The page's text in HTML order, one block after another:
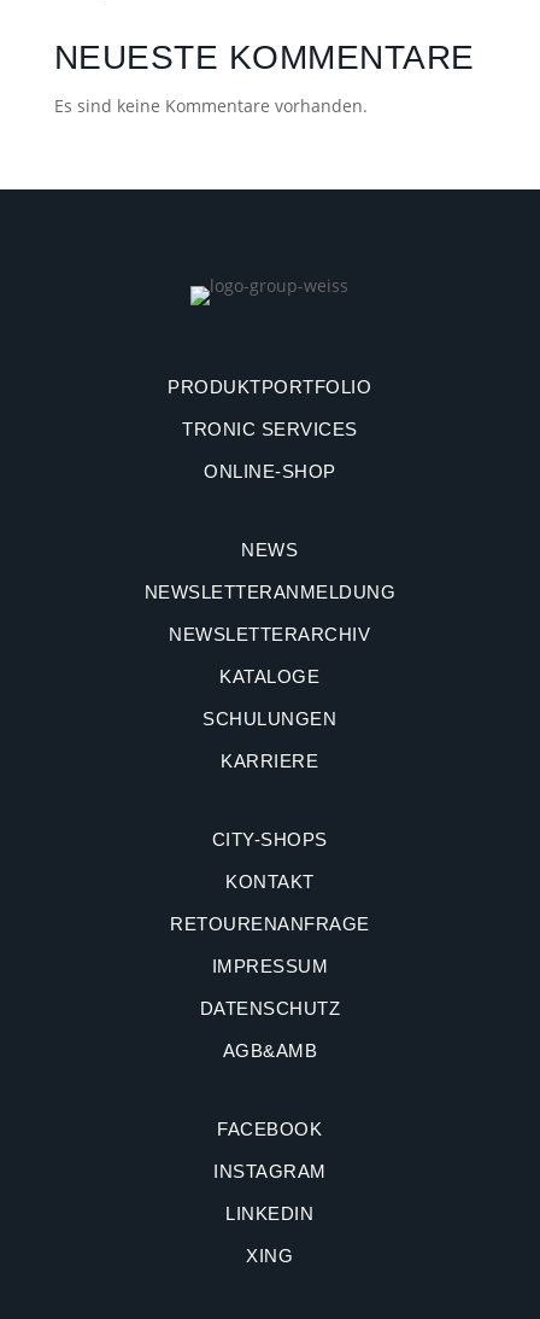
NEUESTE KOMMENTARE
Es sind keine Kommentare vorhanden.
PRODUKTPORTFOLIO
TRONIC SERVICES
ONLINE-SHOP
NEWS
NEWSLETTERANMELDUNG
NEWSLETTERARCHIV
KATALOGE
SCHULUNGEN
KARRIERE
CITY-SHOPS
KONTAKT
RETOURENANFRAGE
IMPRESSUM
DATENSCHUTZ
AGB&AMB
FACEBOOK
INSTAGRAM
LINKEDIN
XING